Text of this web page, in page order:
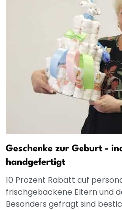
Geschenke zur Geburt -
handgefertigt
10 Prozent Rabatt auf
frischgebackene Eltern und
Besonders gefragt sind